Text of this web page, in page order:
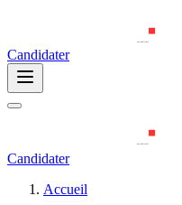
Candidater
Candidater
Accueil